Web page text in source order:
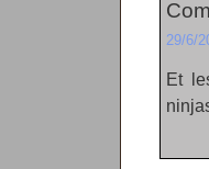
29/6/
Et